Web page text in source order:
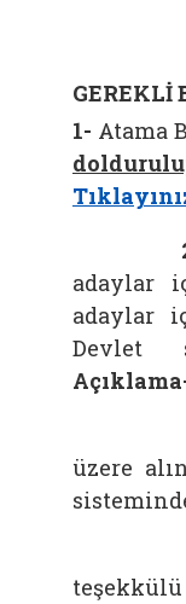
GEREKLİ
1- Atama
adaylar
adaylar
Devlet
üzere